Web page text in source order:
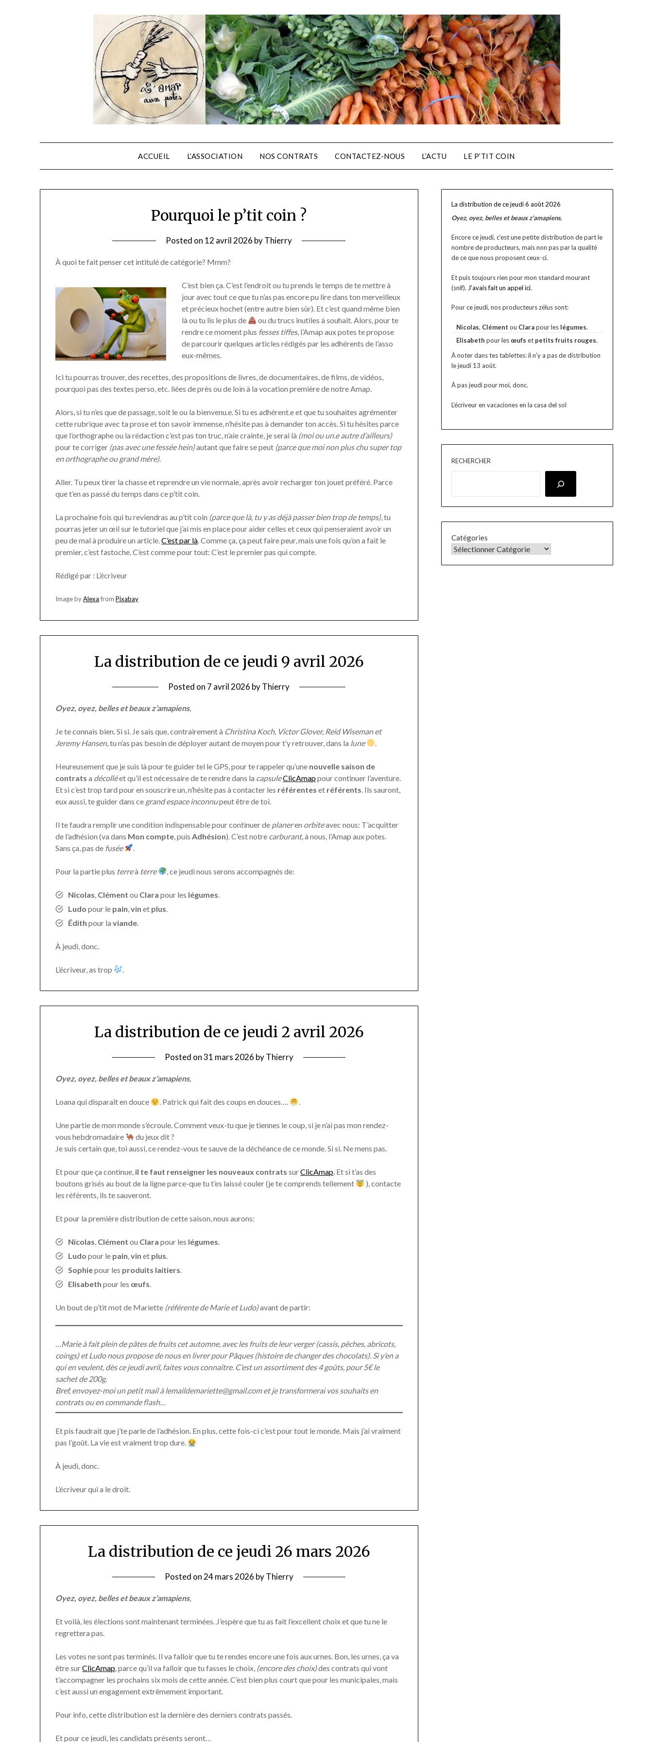
ACCUEIL L’ASSOCIATION NOS CONTRATS CONTACTEZ-NOUS L’ACTU LE P’TIT COIN
Pourquoi le p’tit coin ?
Posted on 12 avril 2026 byThierry
À quoi te fait penser cet intitulé de catégorie? Mmm?
C’est bien ça. C’est l’endroit ou tu prends le temps de te mettre à
jour avec tout ce que tu n’as pas encore pu lire dans ton merveilleux
et précieux hochet (entre autre bien sûr). Et c’est quand même bien
là ou tu lis le plus de
ou du trucs inutiles à souhait. Alors, pour te
rendre ce moment plus fesses tiffes, l’Amap aux potes te propose
de parcourir quelques articles rédigés par les adhérents de l’asso
eux-mêmes.
Ici tu pourras trouver, des recettes, des propositions de livres, de documentaires, de films, de vidéos,
pourquoi pas des textes perso, etc. liées de près ou de loin à la vocation première de notre Amap.
Alors, si tu n’es que de passage, soit le ou la bienvenu.e. Si tu es adhérent.e et que tu souhaites agrémenter
cette rubrique avec ta prose et ton savoir immense, n’hésite pas à demander ton accès. Si tu hésites parce
que l’orthographe ou la rédaction c’est pas ton truc, n’aie crainte, je serai là (moi ou un.e autre d’ailleurs)
pour te corriger (pas avec une fessée hein)autant que faire se peut (parce que moi non plus chu super top
en orthographe ou grand mère).
Aller. Tu peux tirer la chasse et reprendre un vie normale, après avoir recharger ton jouet préféré. Parce
que t’en as passé du temps dans ce p’tit coin.
La prochaine fois qui tu reviendras au p’tit coin (parce que là, tu y as déjà passer bien trop de temps), tu
pourras jeter un œil sur le tutoriel que j’ai mis en place pour aider celles et ceux qui penseraient avoir un
peu de mal à produire un article.C’est par là. Comme ça, ça peut faire peur, mais une fois qu’on a fait le
premier, c’est fastoche. C’est comme pour tout: C’est le premier pas qui compte.
Rédigé par : L’écriveur
Image byAlexafromPixabay
La distribution de ce jeudi 9 avril 2026
Posted on 7 avril 2026 byThierry
Oyez, oyez, belles et beaux z’amapiens,
Je te connais bien. Si si. Je sais que, contrairement à Christina Koch, Victor Glover, Reid Wiseman et
Jeremy Hansen, tu n’as pas besoin de déployer autant de moyen pour t’y retrouver, dans la lune
Heureusement que je suis là pour te guider tel le GPS, pour te rappeler qu’une nouvelle saison de
contrats a décolléet qu’il est nécessaire de te rendre dans la capsuleClicAmappour continuer l’aventure.
Et si c’est trop tard pour en souscrire un, n’hésite pas à contacter les référentes et référents . Ils sauront,
eux aussi, te guider dans ce grand espace inconnupeut être de toi.
Il te faudra remplir une condition indispensable pour continuer de planeren orbiteavec nous: T’acquitter
de l’adhésion (va dans Mon compte , puis Adhésion). C’est notre carburant, à nous, l’Amap aux potes.
Sans ça, pas de fusée
Pour la partie plus terreà terre , ce jeudi nous serons accompagnés de:
Nicolas Clémentou Clarapour les légumes
Ludo pour le pain ,vin et plus
Édith pour laviande
À jeudi, donc.
L’écriveur, as trop
La distribution de ce jeudi 2 avril 2026
Posted on31 mars 2026 byThierry
Oyez, oyez, belles et beaux z’amapiens,
Loana qui disparaît en douce . Patrick qui fait des coups en douces…. .
Une partie de mon monde s’écroule. Comment veux-tu que je tiennes le coup, si je n’ai pas mon rendez-
vous hebdromadaire
du jeux dit ?
Je suis certain que, toi aussi, ce rendez-vous te sauve de la déchéance de ce monde. Si si. Ne mens pas.
Et pour que ça continue, il te faut renseigner les nouveaux contrats surClicAmap. Et si t’as des
boutons grisés au bout de la ligne parce-que tu t’es laissé couler (je te comprends tellement
), contacte
les référents, ils te sauveront.
Et pour la première distribution de cette saison, nous aurons:
Nicolas, Clémentou Clarapour les légumes.
Ludo pour le pain,vin et plus.
Sophiepour les produits laitiers.
Elisabethpour les œufs.
Un bout de p’tit mot de Mariette (référente de Marie et Ludo)avant de partir:
…Marie à fait plein de pâtes de fruits cet automne, avec les fruits de leur verger (cassis, pêches, abricots,
coings) et Ludo nous propose de nous en livrer pour Pâques (histoire de changer des chocolats). Si y’en a
qui en veulent, dès ce jeudi avril, faites vous connaître. C’est un assortiment des 4 goûts, pour 5€ le
sachet de 200g.
Bref, envoyez-moi un petit mail à lemaildemariette@gmail.com et je transformerai vos souhaits en
contrats ou en commande flash…
Et pis faudrait que j’te parle de l’adhésion. En plus, cette fois-ci c’est pour tout le monde. Mais j’ai vraiment
pas l’goût. La vie est vraiment trop dure.
À jeudi, donc.
L’écriveur qui a le droit.
La distribution de ce jeudi 26 mars 2026
Posted on24 mars 2026 byThierry
Oyez, oyez, belles et beaux z’amapiens,
Et voilà, les élections sont maintenant terminées. J’espère que tu as fait l’excellent choix et que tu ne le
regrettera pas.
Les votes ne sont pas terminés. Il va falloir que tu te rendes encore une fois aux urnes. Bon, les urnes, ça va
être surClicAmap, parce qu’il va falloir que tu fasses le choix, (encore des choix)des contrats qui vont
t’accompagner les prochains six mois de cette année. C’est bien plus court que pour les municipales, mais
c’est aussi un engagement extrêmement important.
Pour info, cette distribution est la dernière des derniers contrats passés.
Et pour ce jeudi, les candidats présents seront…
La distribution de ce jeudi 6 août 2026
Oyez, oyez, belles et beaux z'amapiens,
Encore ce jeudi, c’est une petite distribution de part le
nombre de producteurs, mais non pas par la qualité
de ce que nous proposent ceux-ci.
Et puis toujours rien pour mon standard mourant
(snif). J'avais fait un appel ici.
Pour ce jeudi, nos producteurs zélus sont:
Nicolas, Clément ou Clarapour les légumes.
Elisabeth pour les œufs et petits fruits rouges.
À noter dans tes tablettes: il n’y a pas de distribution
le jeudi 13 août.
À pas jeudi pour moi, donc.
L’écriveur en vacaciones en la casa del sol
RECHERCHER
Catégories